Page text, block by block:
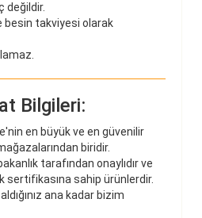
değildir.
besin takviyesi olarak
Bilgileri:
en büyük ve en güvenilir
biridir.
tarafından onaylıdır ve
sertifikasına sahip ürünlerdir.
ana kadar bizim